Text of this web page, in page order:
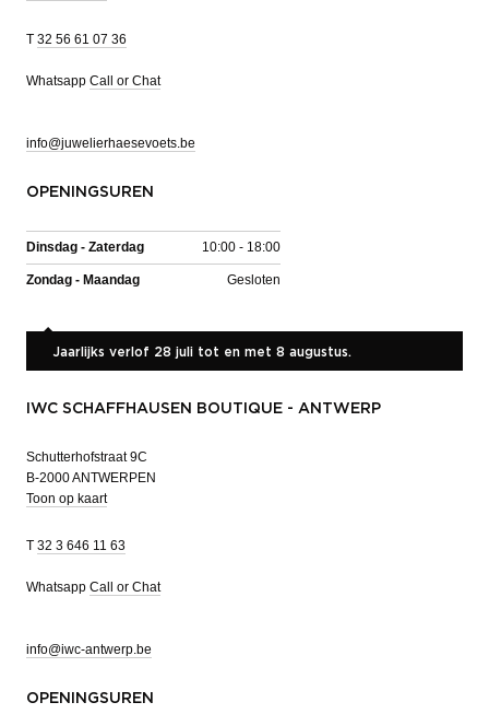
T 32 56 61 07 36
Whatsapp Call or Chat
info@juwelierhaesevoets.be
OPENINGSUREN
Dinsdag - Zaterdag 10:00 - 18:00
Zondag - Maandag Gesloten
Jaarlijks verlof 28 juli tot en met 8 augustus.
IWC SCHAFFHAUSEN BOUTIQUE - ANTWERP
Schutterhofstraat 9C
B-2000 ANTWERPEN
Toon op kaart
T 32 3 646 11 63
Whatsapp Call or Chat
info@iwc-antwerp.be
OPENINGSUREN